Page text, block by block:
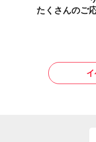
たくさんのご